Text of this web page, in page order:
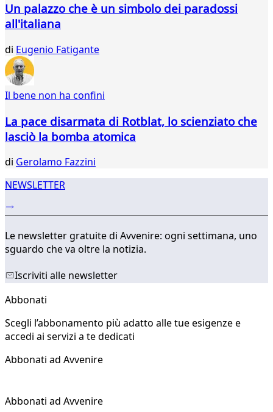
Un palazzo che è un simbolo dei paradossi
all'italiana
di Eugenio Fatigante
Il bene non ha confini
La pace disarmata di Rotblat, lo scienziato che
lasciò la bomba atomica
di Gerolamo Fazzini
NEWSLETTER
Le newsletter gratuite di Avvenire: ogni settimana, uno
sguardo che va oltre la notizia.
Iscriviti alle newsletter
Abbonati
Scegli l’abbonamento più adatto alle tue esigenze e
accedi ai servizi a te dedicati
Abbonati ad Avvenire
Abbonati ad Avvenire